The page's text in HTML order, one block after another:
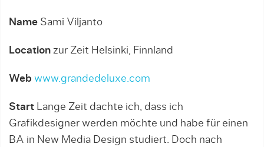
Name Sami Viljanto
Location zur Zeit Helsinki, Finnland
Web www.grandedeluxe.com
Start Lange Zeit dachte ich, dass ich
Grafikdesigner werden möchte und habe für einen
BA in New Media Design studiert. Doch nach